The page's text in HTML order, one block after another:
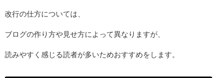
改行の仕方については、
ブログの作り方や見せ方によって異なりますが、
読みやすく感じる読者が多いためおすすめをします。